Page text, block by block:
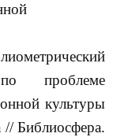
проблеме
культуры
Библиосфера.